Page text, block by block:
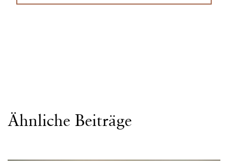
Ähnliche Beiträge